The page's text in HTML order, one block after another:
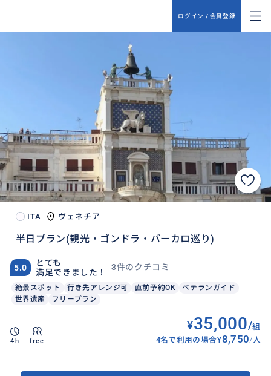
ログイン / 会員登録
ITA ヴェネチア
半日プラン(観光・ゴンドラ・バーカロ巡り)
5.0
とても
満足できました！
3件のクチコミ
絶景スポット 行き先アレンジ可 直前予約OK
ベテランガイド
世界遺産
フリープラン
4h free
¥35,000/組
4名で利用の場合¥8,750/人